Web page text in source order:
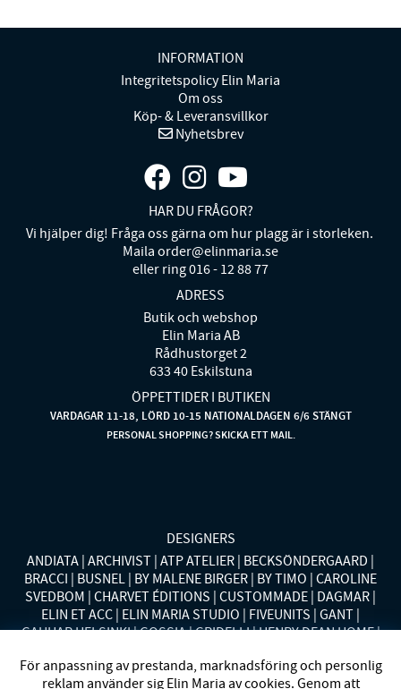
INFORMATION
Integritetspolicy Elin Maria
Om oss
Köp- & Leveransvillkor
Nyhetsbrev
HAR DU FRÅGOR?
Vi hjälper dig! Fråga oss gärna om hur plagg är i storleken.
Maila order@elinmaria.se
eller ring 016 - 12 88 77
ADRESS
Butik och webshop
Elin Maria AB
Rådhustorget 2
633 40 Eskilstuna
ÖPPETTIDER I BUTIKEN
VARDAGAR 11-18, LÖRD 10-15 NATIONALDAGEN 6/6 STÄNGT
PERSONAL SHOPPING? SKICKA ETT MAIL.
DESIGNERS
ANDIATA ARCHIVIST ATP ATELIER BECKSÖNDERGAARD
BRACCI BUSNEL BY MALENE BIRGER BY TIMO CAROLINE
SVEDBOM CHARVET ÉDITIONS CUSTOMMADE DAGMAR
ELIN ET ACC ELIN MARIA STUDIO FIVEUNITS GANT
GAUHAR HELSINKI GOSSIA GRIDELLI HENRY DEAN HOME
MISSONI HOME MONO MORENO CALIFORNIA MOS MOSH
För anpassning av prestanda, marknadsföring och personlig
reklam använder sig Elin Maria av cookies. Genom att